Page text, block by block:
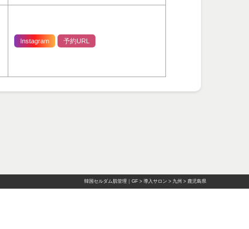
Instagram 予約URL
韓国セルダム肌管理｜GF > 導入サロン > 九州 > 鹿児島県